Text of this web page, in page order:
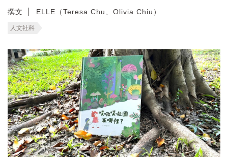
撰文 ELLE（Teresa Chu、Olivia Chiu）
人文社科